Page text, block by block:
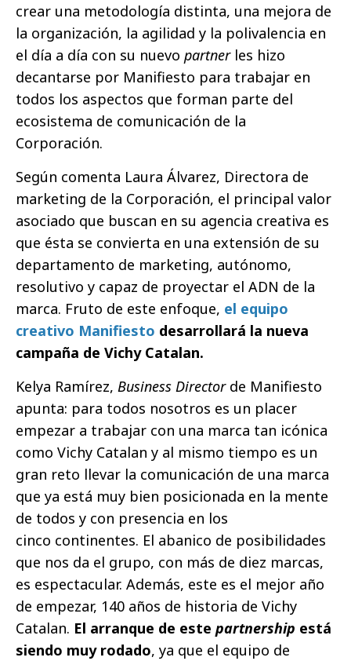
crear una metodología distinta, una mejora de
la organización, la agilidad y la polivalencia en
el día a día con su nuevo partnerles hizo
decantarse por Manifiesto para trabajar en
todos los aspectos que forman parte del
ecosistema de comunicación de la
Corporación.
Según comenta Laura Álvarez, Directora de
marketing de la Corporación, el principal valor
asociado que buscan en su agencia creativa es
que ésta se convierta en una extensión de su
departamento de marketing, autónomo,
resolutivo y capaz de proyectar el ADN de la
marca. Fruto de este enfoque, el equipo
creativo Manifiesto desarrollará la nueva
campaña de Vichy Catalan.
Kelya Ramírez, Business Director de Manifiesto
apunta: para todos nosotros es un placer
empezar a trabajar con una marca tan icónica
como Vichy Catalan y al mismo tiempo es un
gran reto llevar la comunicación de una marca
que ya está muy bien posicionada en la mente
de todos y con presencia en los
cinco continentes. El abanico de posibilidades
que nos da el grupo, con más de diez marcas,
es espectacular. Además, este es el mejor año
de empezar, 140 años de historia de Vichy
Catalan. El arranque de este partnership está
siendo muy rodado, ya que el equipo de